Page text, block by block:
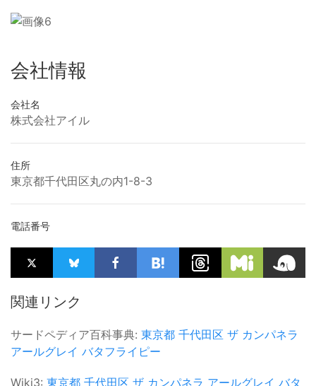
会社情報
会社名
株式会社アイル
住所
東京都千代田区丸の内1-8-3
電話番号
関連リンク
サードペディア百科事典: 東京都 千代田区 ザ カンパネラ
アールグレイ バタフライピー
Wiki3: 東京都 千代田区 ザ カンパネラ アールグレイ バタ